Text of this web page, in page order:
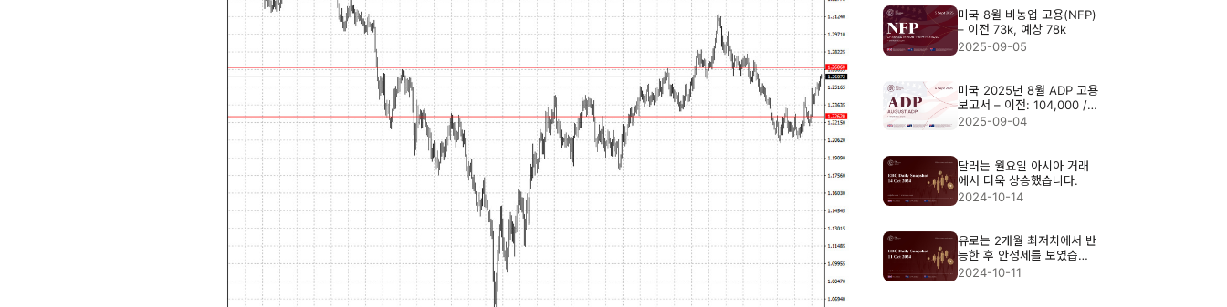
미국 8월 비농업 고용(NFP)
– 이전 73k, 예상 78k
2025-09-05
미국 2025년 8월 ADP 고용
보고서 – 이전: 104,000 /
예상: 70,000
2025-09-04
달러는 월요일 아시아 거래
에서 더욱 상승했습니다.
2024-10-14
유로는 2개월 최저치에서 반
등한 후 안정세를 보였습니
다.
2024-10-11